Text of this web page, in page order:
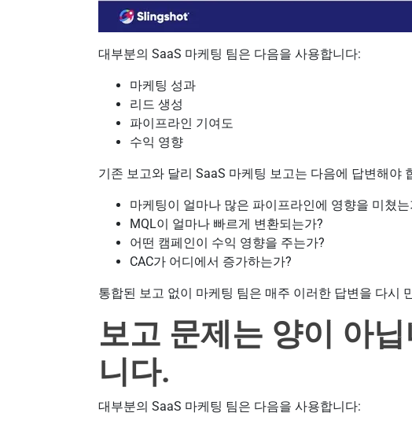
대부분의 SaaS 마케팅 팀은 다음을 사용합니다:
마케팅 성과
리드 생성
파이프라인 기여도
수익 영향
기존 보고와 달리 SaaS 마케팅 보고는 다음에 답변해야
마케팅이 얼마나 많은 파이프라인에 영향을 미쳤
MQL이 얼마나 빠르게 변환되는가?
어떤 캠페인이 수익 영향을 주는가?
CAC가 어디에서 증가하는가?
통합된 보고 없이 마케팅 팀은 매주 이러한 답변을 다시
보고 문제는 양이 아
니다.
대부분의 SaaS 마케팅 팀은 다음을 사용합니다: